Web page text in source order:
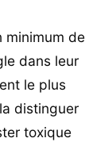
minimum de
dans leur
le plus
distinguer
toxique